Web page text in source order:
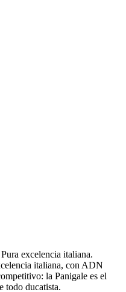
excelencia italiana.
italiana, con ADN
la Panigale es el
todo ducatista.